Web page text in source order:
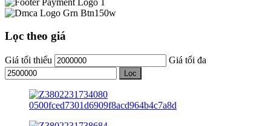
Lọc theo giá
Giá tối thiểu Giá tối đa
Lọc